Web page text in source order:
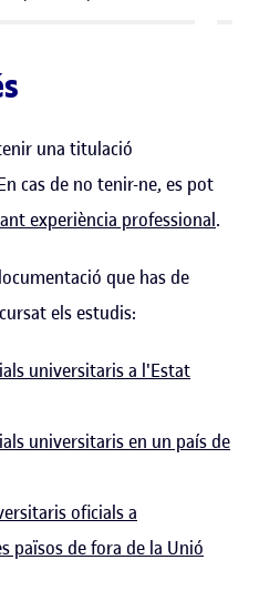
una titulació
cas de no tenir-ne, es pot
experiència professional.
que has de
els estudis:
universitaris a l'Estat
universitaris en un país de
oficials a
països de fora de la Unió